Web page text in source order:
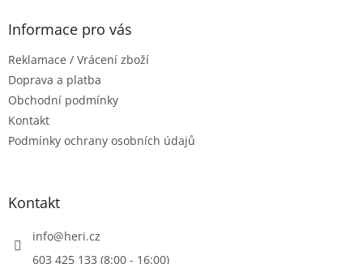
Informace pro vás
Reklamace / Vrácení zboží
Doprava a platba
Obchodní podmínky
Kontakt
Podmínky ochrany osobních údajů
Kontakt
info@heri.cz
603 425 133 (8:00 - 16:00)